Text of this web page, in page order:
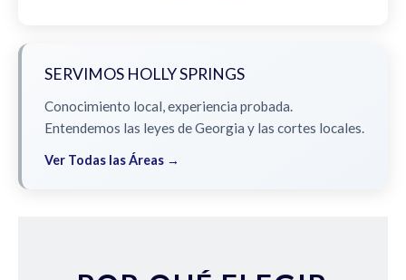
SERVIMOS HOLLY SPRINGS
Conocimiento local, experiencia probada.
Entendemos las leyes de Georgia y las cortes locales.
Ver Todas las Áreas →